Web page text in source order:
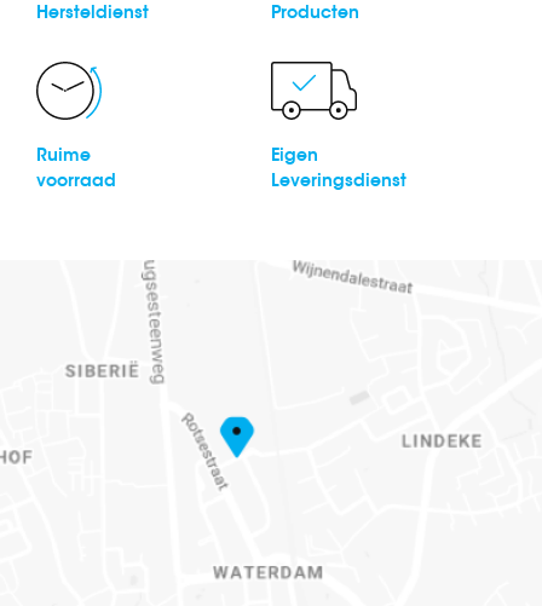
Hersteldienst
Producten
Ruime
voorraad
Eigen
Leveringsdienst